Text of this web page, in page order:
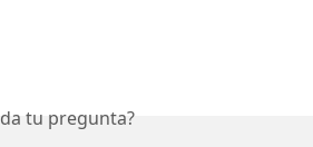
tu pregunta?